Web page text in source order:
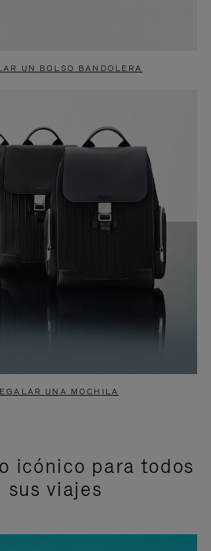
UN BOLSO BANDOLERA
UNA MOCHILA
icónico para todos
sus viajes